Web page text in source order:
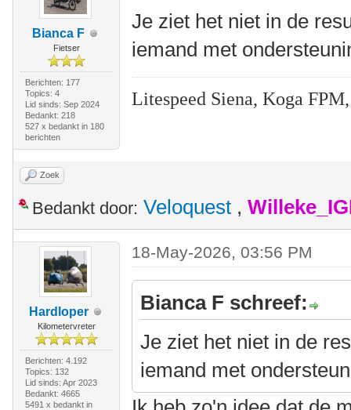
Bianca F
Fietser
Berichten: 177
Topics: 4
Lid sinds: Sep 2024
Bedankt: 218
527 x bedankt in 180
berichten
Je ziet het niet in de
iemand met
Litespeed Siena, Koga
Zoek
Bedankt door: Veloquest ,
Hardloper
Kilometervreter
Berichten: 4.192
Topics: 132
Lid sinds: Apr 2023
Bedankt: 4665
5491 x bedankt in
18-May-2026, 03:56 PM
Bianca F schreef:
Je ziet het niet in de
iemand met